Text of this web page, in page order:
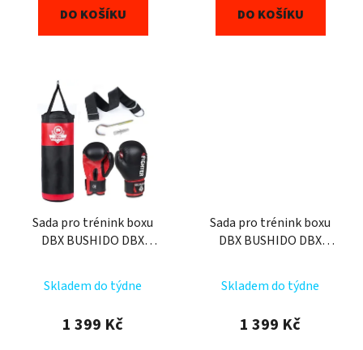
DO KOŠÍKU DO KOŠÍKU
Sada pro trénink boxu
DBX BUSHIDO DBX
hodnocení
produktu
Skladem do týdne
1 399 Kč
Sada pro trénink boxu
DBX BUSHIDO DBX
Skladem do týdne
1 399 Kč